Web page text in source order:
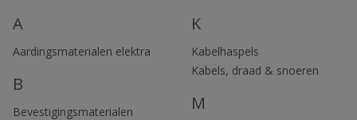
ben je verzekerd van de beste service en de juiste
A
Aardingsmaterialen elektra
B
Bevestigingsmaterialen
K
Kabelhaspels
Kabels, draad & snoeren
M